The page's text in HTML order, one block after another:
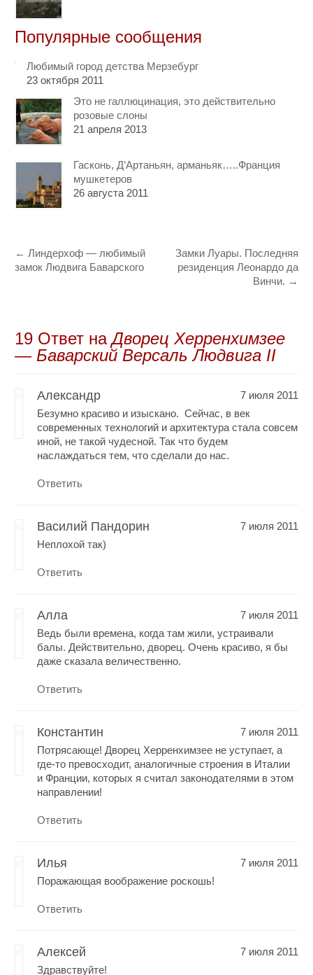
Популярные сообщения
Любимый город детства Мерзебург
23 октября 2011
Это не галлюцинация, это действительно
розовые слоны
21 апреля 2013
Гасконь, Д’Артаньян, арманьяк…..Франция
мушкетеров
26 августа 2011
← Линдерхоф — любимый
замок Людвига Баварского
Замки Луары. Последняя
резиденция Леонардо да
Винчи. →
19 Oтвет наДворец Херренхимзее
— Баварский Версаль Людвига II
Александр
7 июля 2011
Безумно красиво и изыскано. Сейчас, в век
современных технологий и архитектура стала совсем
иной, не такой чудесной. Так что будем
наслаждаться тем, что сделали до нас.
Ответить
Василий Пандорин
7 июля 2011
Неплохой так)
Ответить
Алла
7 июля 2011
Ведь были времена, когда там жили, устраивали
балы. Действительно, дворец. Очень красиво, я бы
даже сказала величественно.
Ответить
Константин
7 июля 2011
Потрясающе! Дворец Херренхимзее не уступает, а
где-то превосходит, аналогичные строения в Италии
и Франции, которых я считал законодателями в этом
направлении!
Ответить
Илья
7 июля 2011
Поражающая воображение роскошь!
Ответить
Алексей
7 июля 2011
Здравствуйте!